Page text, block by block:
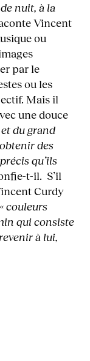
nuit, à la
Vincent
ou
par le
ou les
Mais il
une douce
du grand
des
qu’ils
t-il. S’il
Curdy
« couleurs
qui consiste
à lui,